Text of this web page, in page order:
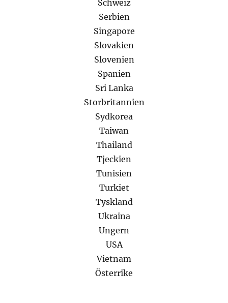
Schweiz
Serbien
Singapore
Slovakien
Slovenien
Spanien
Sri Lanka
Storbritannien
Sydkorea
Taiwan
Thailand
Tjeckien
Tunisien
Turkiet
Tyskland
Ukraina
Ungern
USA
Vietnam
Österrike